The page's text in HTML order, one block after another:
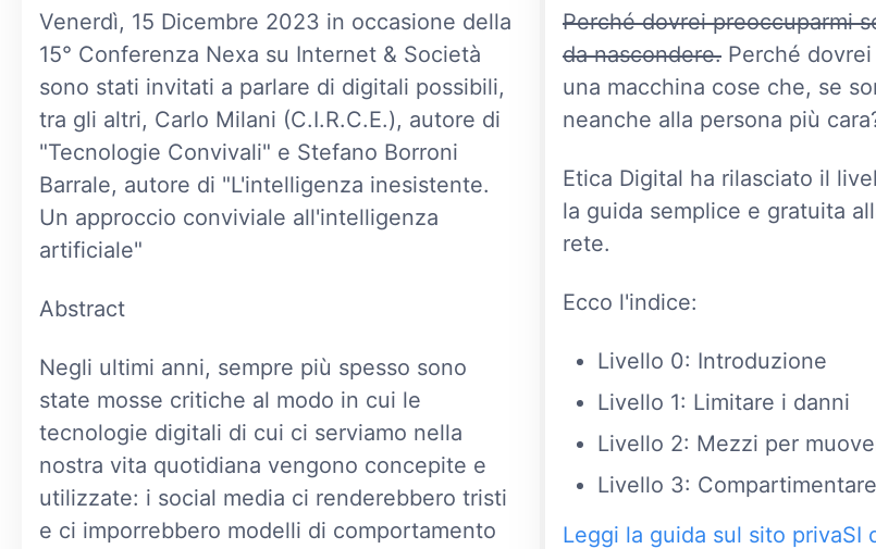
Venerdì, 15 Dicembre 2023 in occasione della
15° Conferenza Nexa su Internet & Società
sono stati invitati a parlare di digitali possibili,
tra gli altri, Carlo Milani (C.I.R.C.E.), autore di
"Tecnologie Convivali" e Stefano Borroni
Barrale, autore di "L'intelligenza inesistente.
Un approccio conviviale all'intelligenza
artificiale"
Abstract
Negli ultimi anni, sempre più spesso sono
state mosse critiche al modo in cui le
tecnologie digitali di cui ci serviamo nella
nostra vita quotidiana vengono concepite e
utilizzate: i social media ci renderebbero tristi
e ci imporrebbero modelli di comportamento
Perché dovrei preoccuparmi
da nascondere. Perché
una macchina cose che, se
neanche alla persona più
Etica Digital ha rilasciato il
la guida semplice e gratuita
rete.
Ecco l'indice:
Livello 0: Introduzione
Livello 1: Limitare i danni
Livello 2: Mezzi per
Livello 3: Compartimentare
Leggi la guida sul sito privaSI